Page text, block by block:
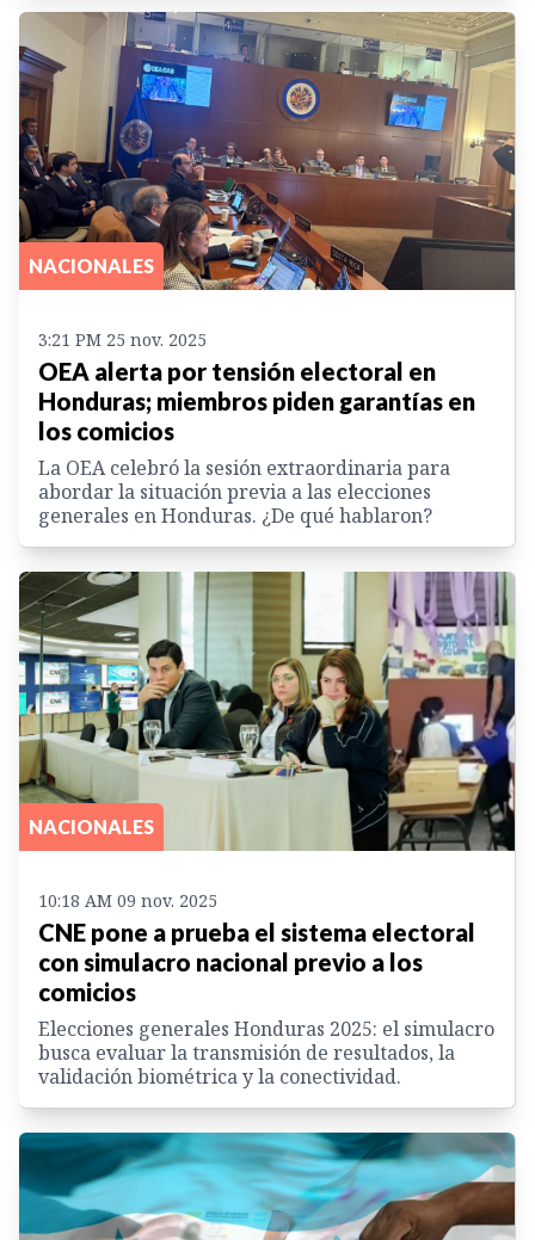
NACIONALES
3:21 PM 25 nov. 2025
OEA alerta por tensión electoral en
Honduras; miembros piden garantías en
los comicios
La OEA celebró la sesión extraordinaria para
abordar la situación previa a las elecciones
generales en Honduras. ¿De qué hablaron?
NACIONALES
10:18 AM 09 nov. 2025
CNE pone a prueba el sistema electoral
con simulacro nacional previo a los
comicios
Elecciones generales Honduras 2025: el simulacro
busca evaluar la transmisión de resultados, la
validación biométrica y la conectividad.